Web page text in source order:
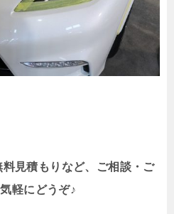
料見積もりなど、ご相談・ご
軽にどうぞ♪